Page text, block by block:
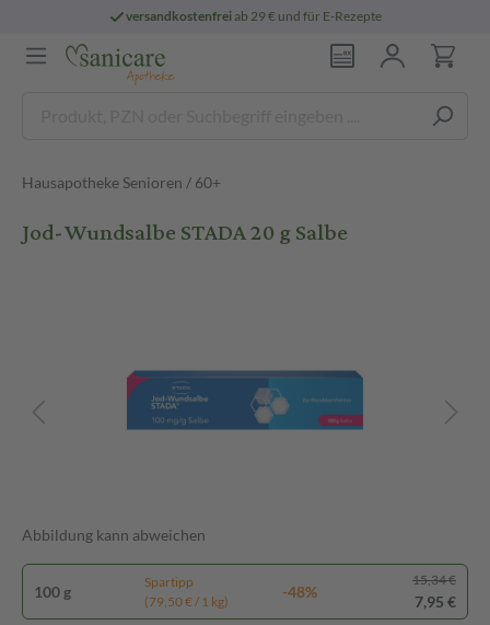
versandkostenfreiab 29 € und für E-Rezepte
Hausapotheke Senioren / 60+
Jod-Wundsalbe STADA 20 g Salbe
Abbildung kann abweichen
100 g
Spartipp
(79,50 € / 1 kg)
-48%
15,34 €
7,95 €